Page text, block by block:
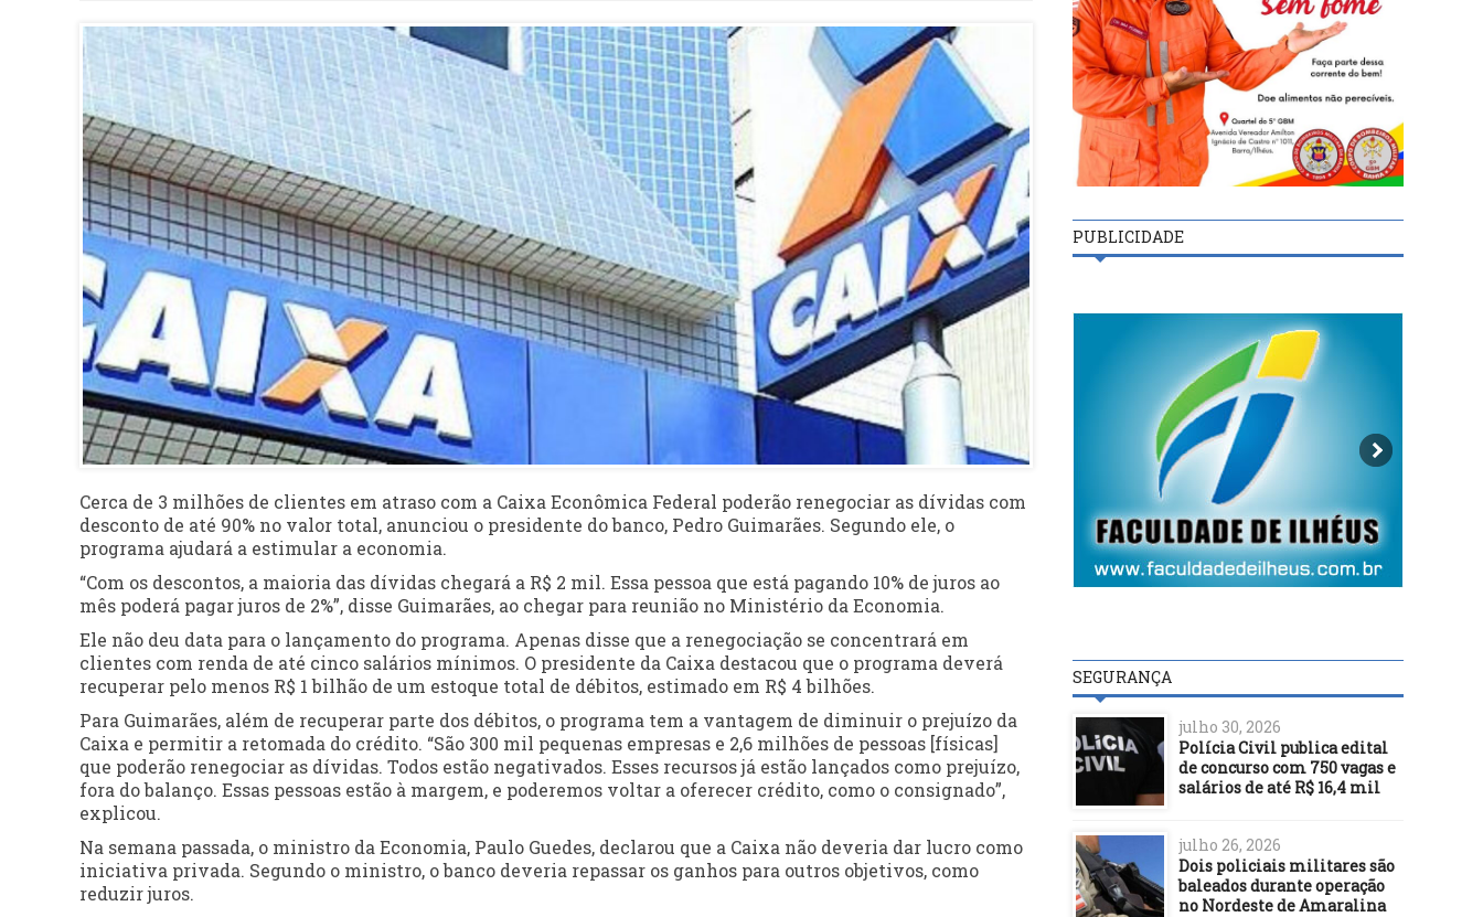
Cerca de 3 milhões de clientes em atraso com a Caixa Econômica Federal poderão renegociar as dívidas com
desconto de até 90% no valor total, anunciou o presidente do banco, Pedro Guimarães. Segundo ele, o
programa ajudará a estimular a economia.
“Com os descontos, a maioria das dívidas chegará a R$ 2 mil. Essa pessoa que está pagando 10% de juros ao
mês poderá pagar juros de 2%”, disse Guimarães, ao chegar para reunião no Ministério da Economia.
Ele não deu data para o lançamento do programa. Apenas disse que a renegociação se concentrará em
clientes com renda de até cinco salários mínimos. O presidente da Caixa destacou que o programa deverá
recuperar pelo menos R$ 1 bilhão de um estoque total de débitos, estimado em R$ 4 bilhões.
Para Guimarães, além de recuperar parte dos débitos, o programa tem a vantagem de diminuir o prejuízo da
Caixa e permitir a retomada do crédito. “São 300 mil pequenas empresas e 2,6 milhões de pessoas [físicas]
que poderão renegociar as dívidas. Todos estão negativados. Esses recursos já estão lançados como prejuízo,
fora do balanço. Essas pessoas estão à margem, e poderemos voltar a oferecer crédito, como o consignado”,
explicou.
Na semana passada, o ministro da Economia, Paulo Guedes, declarou que a Caixa não deveria dar lucro como
iniciativa privada. Segundo o ministro, o banco deveria repassar os ganhos para outros objetivos, como
reduzir juros.
PUBLICIDADE
SEGURANÇA
julho 30, 2026
Polícia Civil publica edital
de concurso com 750 vagas e
salários de até R$ 16,4 mil
julho 26, 2026
Dois policiais militares são
baleados durante operação
no Nordeste de Amaralina